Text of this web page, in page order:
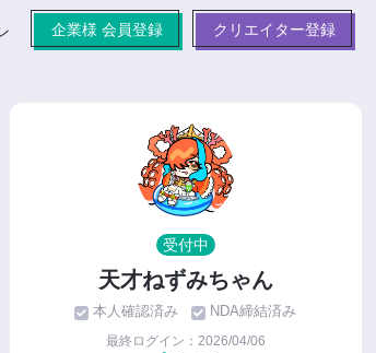
企業様 会員登録 クリエイター登録
受付中
天才ねずみちゃん
本人確認済み
NDA締結済み
最終ログイン：2026/04/06